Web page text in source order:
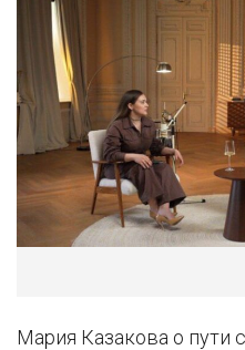
Мария Казакова о пути